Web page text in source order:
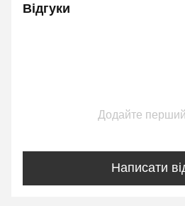
Відгуки
Додайте перший
Написати